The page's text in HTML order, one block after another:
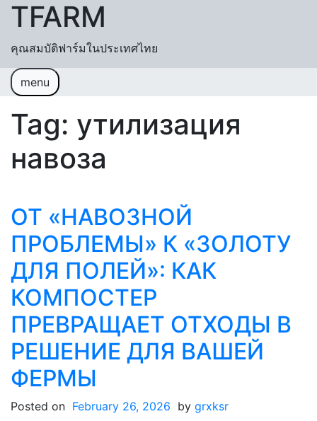
Skip to content
TFARM
คุณสมบัติฟาร์มในประเทศไทย
menu
หน้าแรก
เข้าสู่ระบบ
สมัครสมาชิก
Tag: утилизация
навоза
ОТ «НАВОЗНОЙ
ПРОБЛЕМЫ» К «ЗОЛОТУ
ДЛЯ ПОЛЕЙ»: КАК
КОМПОСТЕР
ПРЕВРАЩАЕТ ОТХОДЫ В
РЕШЕНИЕ ДЛЯ ВАШЕЙ
ФЕРМЫ
Posted on February 26, 2026 by grxksr